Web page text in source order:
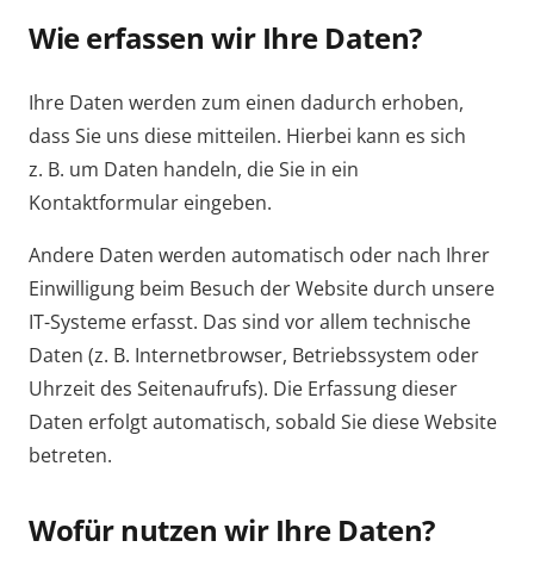
Wie erfassen wir Ihre Daten?
Ihre Daten werden zum einen dadurch erhoben,
dass Sie uns diese mitteilen. Hierbei kann es sich
z. B. um Daten handeln, die Sie in ein
Kontaktformular eingeben.
Andere Daten werden automatisch oder nach Ihrer
Einwilligung beim Besuch der Website durch unsere
IT-Systeme erfasst. Das sind vor allem technische
Daten (z. B. Internetbrowser, Betriebssystem oder
Uhrzeit des Seitenaufrufs). Die Erfassung dieser
Daten erfolgt automatisch, sobald Sie diese Website
betreten.
Wofür nutzen wir Ihre Daten?